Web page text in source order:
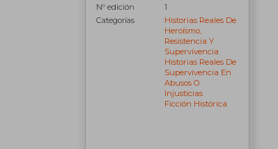
N° edición
1
Categorías
Historias Reales De
Heroísmo,
Resistencia Y
Supervivencia
Historias Reales De
Supervivencia En
Abusos O
Injusticias
Ficción Histórica